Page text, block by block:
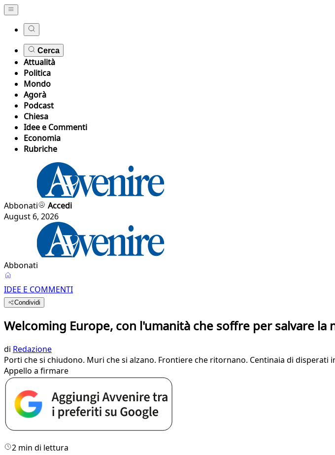
Cerca
Attualità
Politica
Mondo
Agorà
Podcast
Chiesa
Idee e Commenti
Economia
Rubriche
Abbonati
Accedi
August 6, 2026
Abbonati
IDEE E COMMENTI
Condividi
Welcoming Europe, con l'umanità che soffre per salvare la
di Redazione
Porti che si chiudono. Muri che si alzano. Frontiere che ritornano. Centinaia di
Appello a firmare
2 min di lettura